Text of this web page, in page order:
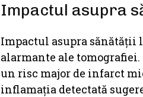
Impactul asupra
Impactul asupra sănătății
alarmante ale
un risc major de infarct
inflamația detectată